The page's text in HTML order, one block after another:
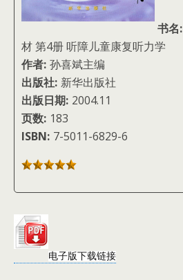
书名:
材 第4册 听障儿童康复听力学
作者: 孙喜斌主编
出版社: 新华出版社
出版日期: 2004.11
页数: 183
ISBN: 7-5011-6829-6
电子版下载链接